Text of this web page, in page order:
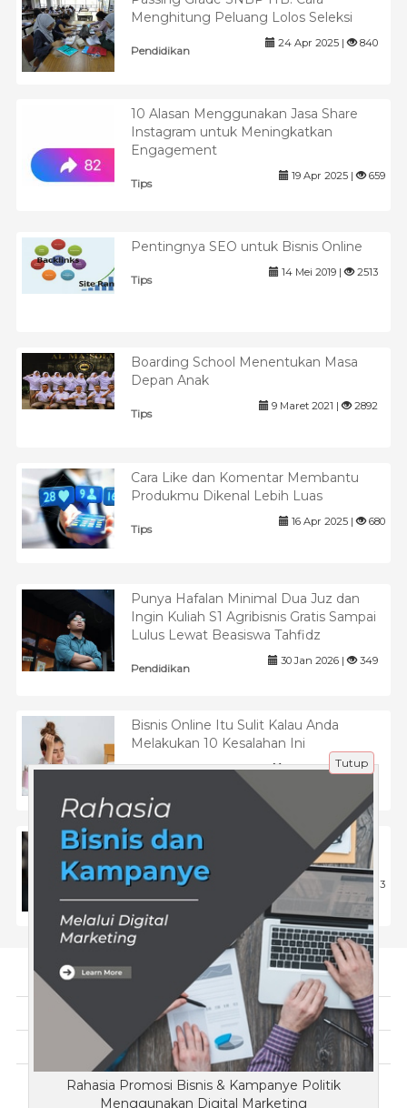
Menghitung Peluang Lolos Seleksi
Pendidikan
24 Apr 2025 | 840
10 Alasan Menggunakan Jasa Share
Instagram untuk Meningkatkan
Engagement
Tips
19 Apr 2025 | 659
Pentingnya SEO untuk Bisnis Online
Tips
14 Mei 2019 | 2513
Boarding School Menentukan Masa
Depan Anak
Tips
9 Maret 2021 | 2892
Cara Like dan Komentar Membantu
Produkmu Dikenal Lebih Luas
Tips
16 Apr 2025 | 680
Punya Hafalan Minimal Dua Juz dan
Ingin Kuliah S1 Agribisnis Gratis Sampai
Lulus Lewat Beasiswa Tahfidz
Pendidikan
30 Jan 2026 | 349
Bisnis Online Itu Sulit Kalau Anda
Melakukan 10 Kesalahan Ini
23 Jul 2024 | 616
Jasa Endorse Aman dan Efektif untuk
15 Apr 2025 | 713
Tentang Kami
Artikel
Disclaimer
Copyright © KopiMana.com 2018 - All rights reserved
Tutup
Rahasia Promosi Bisnis & Kampanye Politik
Menggunakan Digital Marketing